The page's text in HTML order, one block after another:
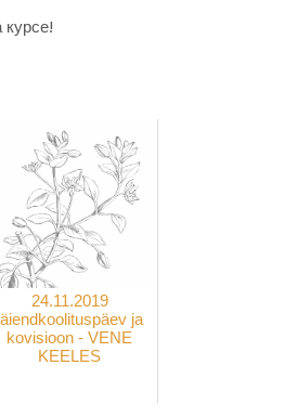
24.11.2019
ja
kovisioon - VENE
KEELES